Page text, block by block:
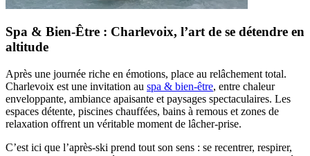
Spa & Bien-Être : Charlevoix, l’art de se détendre en
altitude
Après une journée riche en émotions, place au relâchement total.
Charlevoix est une invitation au spa & bien-être, entre chaleur
enveloppante, ambiance apaisante et paysages spectaculaires. Les
espaces détente, piscines chauffées, bains à remous et zones de
relaxation offrent un véritable moment de lâcher-prise.
C’est ici que l’après-ski prend tout son sens : se recentrer, respirer,